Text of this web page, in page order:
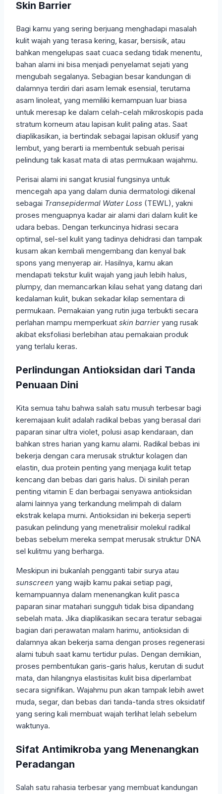
Skin Barrier
Bagi kamu yang sering berjuang menghadapi masalah
kulit wajah yang terasa kering, kasar, bersisik, atau
bahkan mengelupas saat cuaca sedang tidak menentu,
bahan alami ini bisa menjadi penyelamat sejati yang
mengubah segalanya. Sebagian besar kandungan di
dalamnya terdiri dari asam lemak esensial, terutama
asam linoleat, yang memiliki kemampuan luar biasa
untuk meresap ke dalam celah-celah mikroskopis pada
stratum korneum atau lapisan kulit paling atas. Saat
diaplikasikan, ia bertindak sebagai lapisan oklusif yang
lembut, yang berarti ia membentuk sebuah perisai
pelindung tak kasat mata di atas permukaan wajahmu.
Perisai alami ini sangat krusial fungsinya untuk
mencegah apa yang dalam dunia dermatologi dikenal
sebagai Transepidermal Water Loss (TEWL), yakni
proses menguapnya kadar air alami dari dalam kulit ke
udara bebas. Dengan terkuncinya hidrasi secara
optimal, sel-sel kulit yang tadinya dehidrasi dan tampak
kusam akan kembali mengembang dan kenyal bak
spons yang menyerap air. Hasilnya, kamu akan
mendapati tekstur kulit wajah yang jauh lebih halus,
plumpy, dan memancarkan kilau sehat yang datang dari
kedalaman kulit, bukan sekadar kilap sementara di
permukaan. Pemakaian yang rutin juga terbukti secara
perlahan mampu memperkuat skin barrier yang rusak
akibat eksfoliasi berlebihan atau pemakaian produk
yang terlalu keras.
Perlindungan Antioksidan dari Tanda
Penuaan Dini
Kita semua tahu bahwa salah satu musuh terbesar bagi
keremajaan kulit adalah radikal bebas yang berasal dari
paparan sinar ultra violet, polusi asap kendaraan, dan
bahkan stres harian yang kamu alami. Radikal bebas ini
bekerja dengan cara merusak struktur kolagen dan
elastin, dua protein penting yang menjaga kulit tetap
kencang dan bebas dari garis halus. Di sinilah peran
penting vitamin E dan berbagai senyawa antioksidan
alami lainnya yang terkandung melimpah di dalam
ekstrak kelapa murni. Antioksidan ini bekerja seperti
pasukan pelindung yang menetralisir molekul radikal
bebas sebelum mereka sempat merusak struktur DNA
sel kulitmu yang berharga.
Meskipun ini bukanlah pengganti tabir surya atau
sunscreen yang wajib kamu pakai setiap pagi,
kemampuannya dalam menenangkan kulit pasca
paparan sinar matahari sungguh tidak bisa dipandang
sebelah mata. Jika diaplikasikan secara teratur sebagai
bagian dari perawatan malam harimu, antioksidan di
dalamnya akan bekerja sama dengan proses regenerasi
alami tubuh saat kamu tertidur pulas. Dengan demikian,
proses pembentukan garis-garis halus, kerutan di sudut
mata, dan hilangnya elastisitas kulit bisa diperlambat
secara signifikan. Wajahmu pun akan tampak lebih awet
muda, segar, dan bebas dari tanda-tanda stres oksidatif
yang sering kali membuat wajah terlihat lelah sebelum
waktunya.
Sifat Antimikroba yang Menenangkan
Peradangan
Salah satu rahasia terbesar yang membuat kandungan